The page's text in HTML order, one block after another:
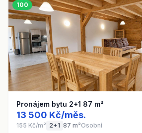
100
Pronájem bytu 2+1 87 m²
13 500 Kč/měs.
155 Kč/m² 2+1 87 m²Osobní